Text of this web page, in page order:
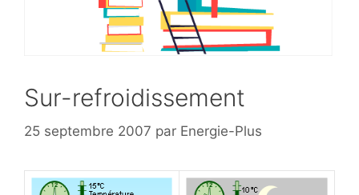
Sur-refroidissement
25 septembre 2007 par Energie-Plus